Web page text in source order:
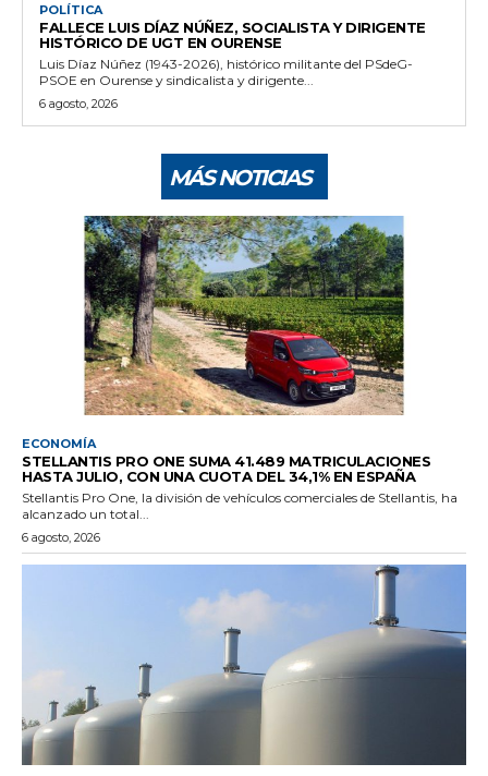
POLÍTICA
FALLECE LUIS DÍAZ NÚÑEZ, SOCIALISTA Y DIRIGENTE
HISTÓRICO DE UGT EN OURENSE
Luis Díaz Núñez (1943-2026), histórico militante del PSdeG-
PSOE en Ourense y sindicalista y dirigente...
6 agosto, 2026
MÁS NOTICIAS
ECONOMÍA
STELLANTIS PRO ONE SUMA 41.489 MATRICULACIONES
HASTA JULIO, CON UNA CUOTA DEL 34,1% EN ESPAÑA
Stellantis Pro One, la división de vehículos comerciales de Stellantis, ha
alcanzado un total...
6 agosto, 2026